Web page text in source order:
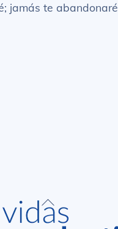
jamás te abandonaré
Back
To